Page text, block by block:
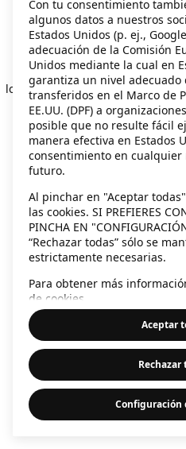
Application error: a client-side
loadingsecondhand.ikea.com
Con tu consentimiento
algunos datos a nuestros
Estados Unidos (p. ej.,
adecuación de la Comisión
Unidos mediante la cual en
garantiza un nivel adecuado
transferidos en el Marco de
EE.UU. (DPF) a
posible que no resulte fácil
manera efectiva en Estados
consentimiento en cualquier
futuro.
Al pinchar en "Aceptar
las cookies. SI PREFIERES
PINCHA EN
“Rechazar todas” sólo se
estrictamente necesarias.
Para obtener más
de cookies
Aceptar
Rechazar
Configuración